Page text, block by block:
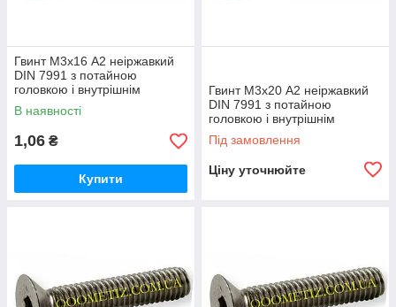
Гвинт М3х16 А2 неіржавкий
DIN 7991 з потайною
головкою і внутрішнім
шестигранником
В наявності
1,06 ₴
Купити
Гвинт М3х20 А2 неіржавкий
DIN 7991 з потайною
головкою і внутрішнім
шестигранником
Під замовлення
Ціну уточнюйте